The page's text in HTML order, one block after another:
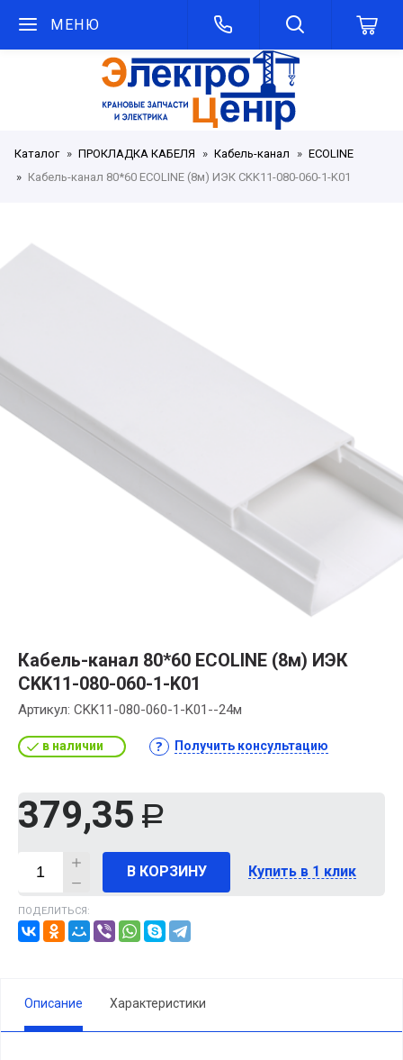
МЕНЮ
Каталог ПРОКЛАДКА КАБЕЛЯ Кабель-канал
ECOLINE
Кабель-канал 80*60 ECOLINE (8м) ИЭК CKK11-080-060-1-K01
Кабель-канал 80*60 ECOLINE (8м) ИЭК
CKK11-080-060-1-K01
Артикул: CKK11-080-060-1-K01--24м
в наличии Получить консультацию
379,35 Р
В КОРЗИНУ Купить в 1 клик
ПОДЕЛИТЬСЯ:
Описание Характеристики